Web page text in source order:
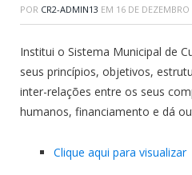
POR CR2-ADMIN13 EM 16 DE DEZEMBRO
Institui o Sistema Municipal de
seus princípios, objetivos,
inter-relações entre os seus
humanos, financiamento e dá
Clique aqui para visualizar